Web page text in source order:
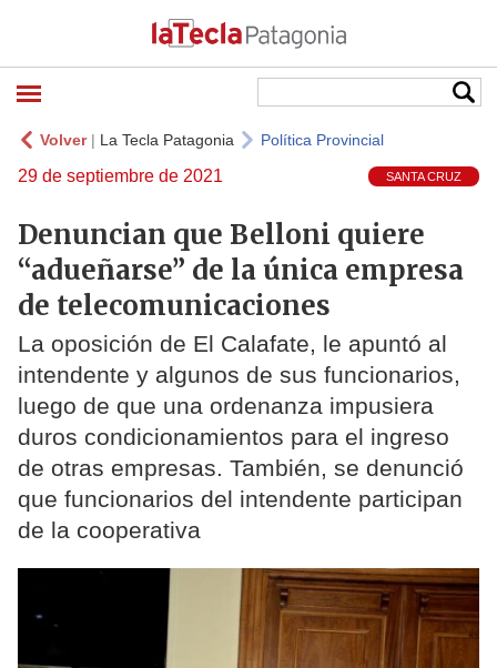
Volver| La Tecla Patagonia Política Provincial
29 de septiembre de 2021 SANTA CRUZ
Denuncian que Belloni quiere
“adueñarse” de la única empresa
de telecomunicaciones
La oposición de El Calafate, le apuntó al
intendente y algunos de sus funcionarios,
luego de que una ordenanza impusiera
duros condicionamientos para el ingreso
de otras empresas. También, se denunció
que funcionarios del intendente participan
de la cooperativa